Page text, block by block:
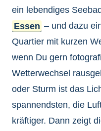
ein lebendiges
Essen – und dazu
Quartier mit kurzen
wenn Du gern
Wetterwechsel
oder Sturm ist das
spannendsten, die
kräftiger. Dann zeigt